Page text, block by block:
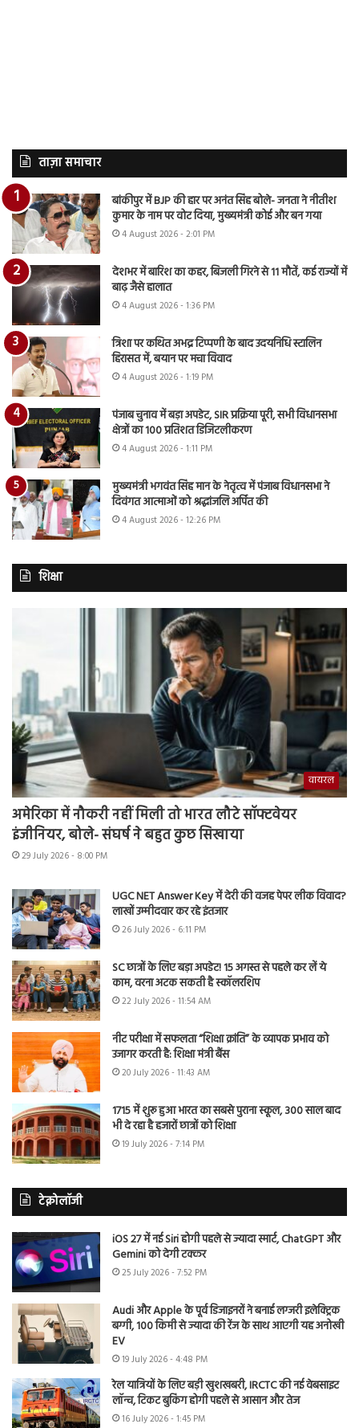
ताज़ा समाचार
बांकीपुर में BJP की हार पर अनंत सिंह बोले- जनता ने नीतीश
कुमार के नाम पर वोट दिया, मुख्यमंत्री कोई और बन गया
4 August 2026 - 2:01 PM
देशभर में बारिश का कहर, बिजली गिरने से 11 मौतें, कई राज्यों में
बाढ़ जैसे हालात
4 August 2026 - 1:36 PM
त्रिशा पर कथित अभद्र टिप्पणी के बाद उदयनिधि स्टालिन
हिरासत में, बयान पर मचा विवाद
4 August 2026 - 1:19 PM
पंजाब चुनाव में बड़ा अपडेट, SIR प्रक्रिया पूरी, सभी विधानसभा
क्षेत्रों का 100 प्रतिशत डिजिटलीकरण
4 August 2026 - 1:11 PM
मुख्यमंत्री भगवंत सिंह मान के नेतृत्व में पंजाब विधानसभा ने
दिवंगत आत्माओं को श्रद्धांजलि अर्पित की
4 August 2026 - 12:26 PM
शिक्षा
वायरल
अमेरिका में नौकरी नहीं मिली तो भारत लौटे सॉफ्टवेयर
इंजीनियर, बोले- संघर्ष ने बहुत कुछ सिखाया
29 July 2026 - 8:00 PM
UGC NET Answer Key में देरी की वजह पेपर लीक विवाद?
लाखों उम्मीदवार कर रहे इंतजार
26 July 2026 - 6:11 PM
SC छात्रों के लिए बड़ा अपडेट! 15 अगस्त से पहले कर लें ये
काम, वरना अटक सकती है स्कॉलरशिप
22 July 2026 - 11:54 AM
नीट परीक्षा में सफलता “शिक्षा क्रांति” के व्यापक प्रभाव को
उजागर करती है: शिक्षा मंत्री बैंस
20 July 2026 - 11:43 AM
1715 में शुरू हुआ भारत का सबसे पुराना स्कूल, 300 साल बाद
भी दे रहा है हजारों छात्रों को शिक्षा
19 July 2026 - 7:14 PM
टेक्नोलॉजी
iOS 27 में नई Siri होगी पहले से ज्यादा स्मार्ट, ChatGPT और
Gemini को देगी टक्कर
25 July 2026 - 7:52 PM
Audi और Apple के पूर्व डिजाइनरों ने बनाई लग्जरी इलेक्ट्रिक
बग्गी, 100 किमी से ज्यादा की रेंज के साथ आएगी यह अनोखी
EV
19 July 2026 - 4:48 PM
रेल यात्रियों के लिए बड़ी खुशखबरी, IRCTC की नई वेबसाइट
लॉन्च, टिकट बुकिंग होगी पहले से आसान और तेज
16 July 2026 - 1:45 PM